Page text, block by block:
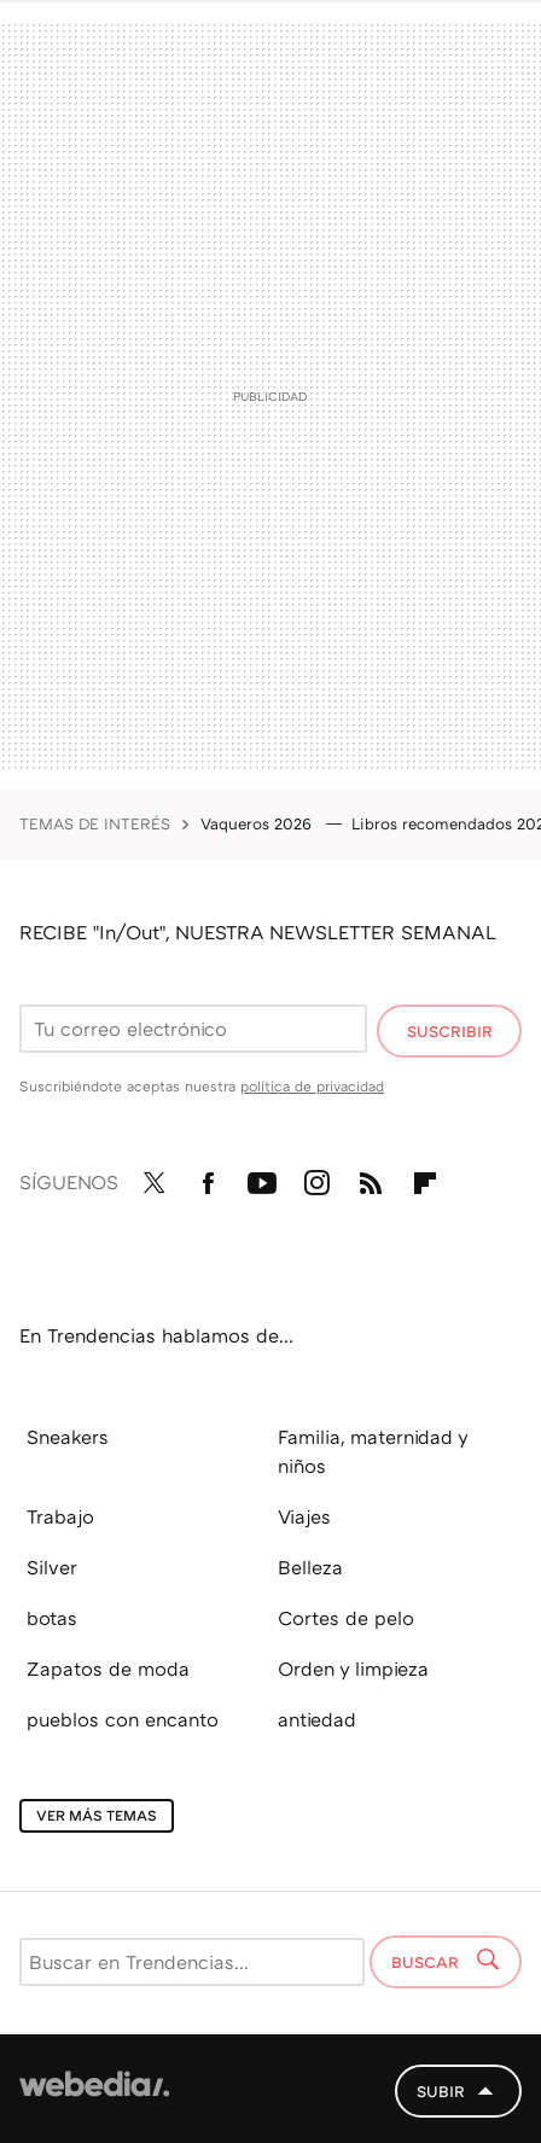
TEMAS DE INTERÉS Vaqueros 2026 Libros recomendados
RECIBE "In/Out", NUESTRA NEWSLETTER SEMANAL
SUSCRIBIR
Suscribiéndote aceptas nuestra política de privacidad
SÍGUENOS
En Trendencias hablamos de...
Sneakers
Familia, maternidad y
niños
Trabajo Viajes
Silver Belleza
botas Cortes de pelo
Zapatos de moda Orden y limpieza
pueblos con encanto antiedad
VER MÁS TEMAS
BUSCAR
SUBIR